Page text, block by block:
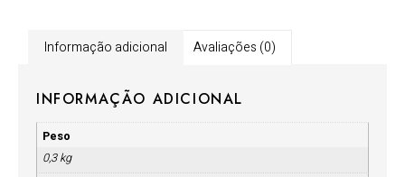
Informação adicional Avaliações (0)
INFORMAÇÃO ADICIONAL
Peso
0,3 kg